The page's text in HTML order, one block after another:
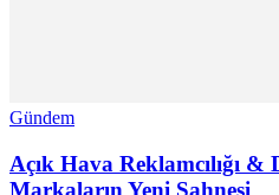
Gündem
Açık Hava Reklamcılığı
Markaların Yeni Sahnesi